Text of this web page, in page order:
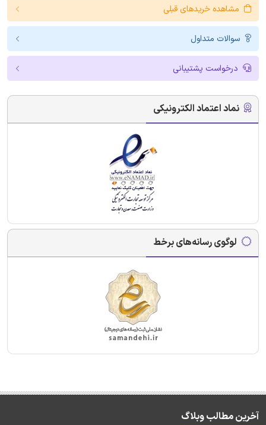
مشاهده خریدهای قبلی
سوالات متداول
درخواست پشتیبانی
نماد اعتماد الکترونیکی
لوگوی رسانه‌های برخط
آخرین مطالب وبلاگ